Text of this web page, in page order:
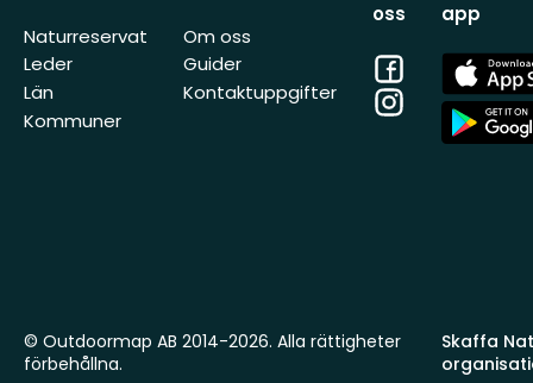
Naturreservat
Leder
Län
Kommuner
Om oss
Guider
Kontaktuppgifter
oss
Facebook
Instagram
app
App
Store
App
Store
Skaffa
© Outdoormap AB 2014-2026. Alla rättigheter
förbehållna.